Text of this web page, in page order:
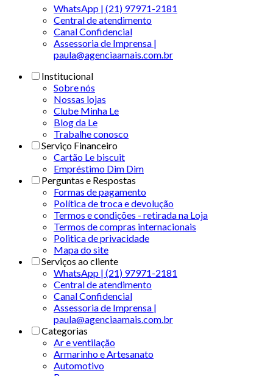
WhatsApp | (21) 97971-2181
Central de atendimento
Canal Confidencial
Assessoria de Imprensa |
paula@agenciaamais.com.br
Institucional
Sobre nós
Nossas lojas
Clube Minha Le
Blog da Le
Trabalhe conosco
Serviço Financeiro
Cartão Le biscuit
Empréstimo Dim Dim
Perguntas e Respostas
Formas de pagamento
Política de troca e devolução
Termos e condições - retirada na Loja
Termos de compras internacionais
Politica de privacidade
Mapa do site
Serviços ao cliente
WhatsApp | (21) 97971-2181
Central de atendimento
Canal Confidencial
Assessoria de Imprensa |
paula@agenciaamais.com.br
Categorias
Ar e ventilação
Armarinho e Artesanato
Automotivo